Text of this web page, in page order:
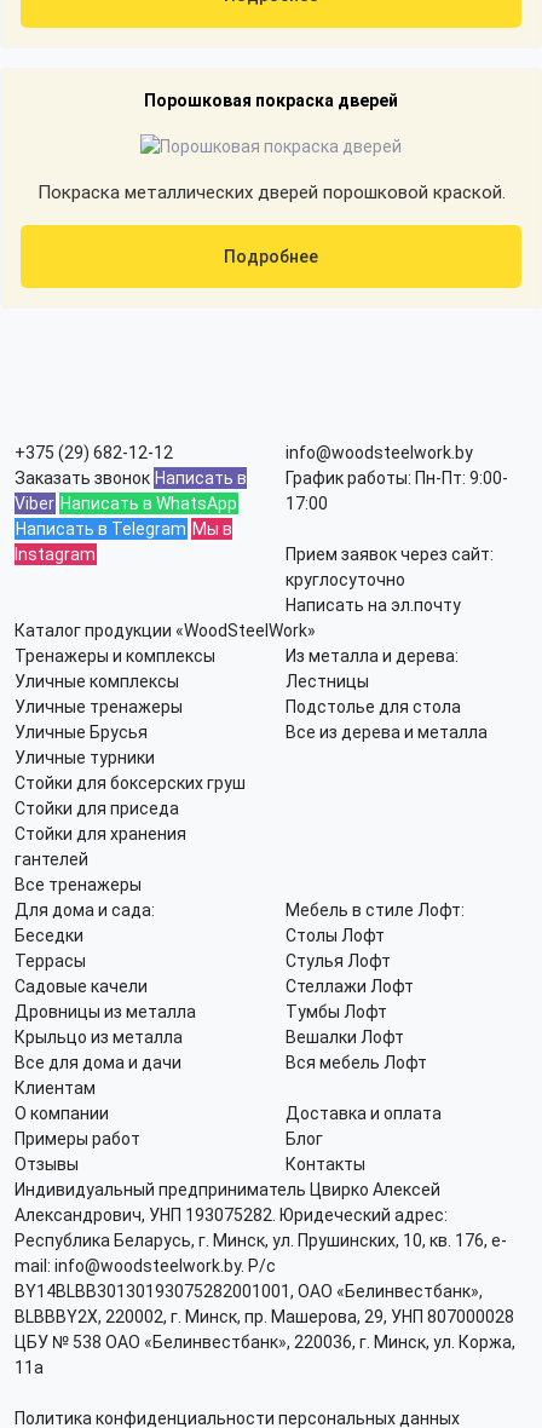
Порошковая покраска дверей
Покраска металлических дверей порошковой краской.
Подробнее
+375 (29) 682-12-12
Заказать звонок Написать в
Viber Написать в WhatsApp
Написать в Telegram Мы в
Instagram
info@woodsteelwork.by
График работы: Пн-Пт: 9:00-
17:00
Прием заявок через сайт:
круглосуточно
Написать на эл.почту
Каталог продукции «WoodSteelWork»
Тренажеры и комплексы
Уличные комплексы
Уличные тренажеры
Уличные Брусья
Уличные турники
Стойки для боксерских груш
Стойки для приседа
Стойки для хранения
гантелей
Все тренажеры
Из металла и дерева:
Лестницы
Подстолье для стола
Все из дерева и металла
Для дома и сада:
Беседки
Террасы
Садовые качели
Дровницы из металла
Крыльцо из металла
Все для дома и дачи
Мебель в стиле Лофт:
Столы Лофт
Стулья Лофт
Стеллажи Лофт
Тумбы Лофт
Вешалки Лофт
Вся мебель Лофт
Клиентам
О компании
Доставка и оплата
Примеры работ
Блог
Отзывы
Контакты
Индивидуальный предприниматель Цвирко Алексей
Александрович, УНП 193075282. Юридеческий адрес:
Республика Беларусь, г. Минск, ул. Прушинских, 10, кв. 176, e-
mail: info@woodsteelwork.by. Р/с
BY14BLBB30130193075282001001, ОАО «Белинвестбанк»,
BLBBBY2X, 220002, г. Минск, пр. Машерова, 29, УНП 807000028
ЦБУ № 538 ОАО «Белинвестбанк», 220036, г. Минск, ул. Коржа,
11а
Политика конфиденциальности персональных данных